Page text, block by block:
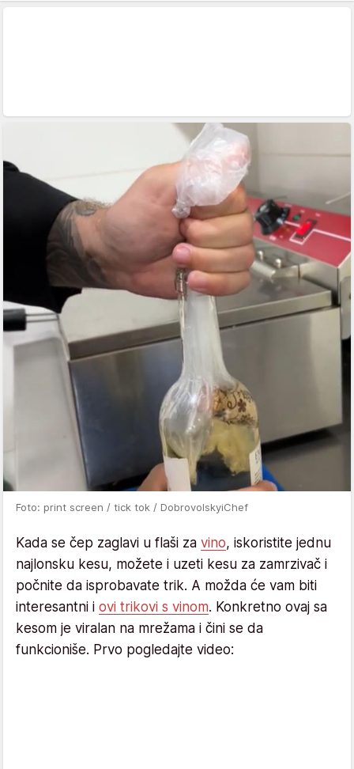
Foto: print screen / tick tok / DobrovolskyiChef
Kada se čep zaglavi u flaši za vino, iskoristite jednu
najlonsku kesu, možete i uzeti kesu za zamrzivač i
počnite da isprobavate trik. A možda će vam biti
interesantni i ovi trikovi s vinom. Konkretno ovaj sa
kesom je viralan na mrežama i čini se da
funkcioniše. Prvo pogledajte video: